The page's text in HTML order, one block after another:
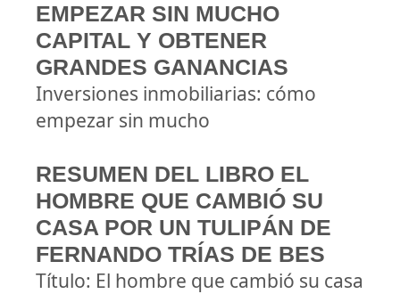
EMPEZAR SIN MUCHO
CAPITAL Y OBTENER
GRANDES GANANCIAS
Inversiones inmobiliarias: cómo
empezar sin mucho
RESUMEN DEL LIBRO EL
HOMBRE QUE CAMBIÓ SU
CASA POR UN TULIPÁN DE
FERNANDO TRÍAS DE BES
Título: El hombre que cambió su casa